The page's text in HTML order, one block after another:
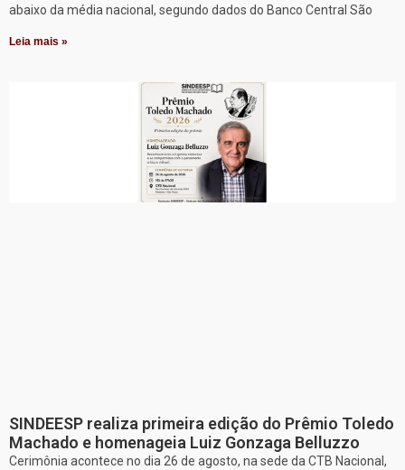
abaixo da média nacional, segundo dados do Banco Central São
Leia mais »
SINDEESP realiza primeira edição do Prêmio Toledo
Machado e homenageia Luiz Gonzaga Belluzzo
Cerimônia acontece no dia 26 de agosto, na sede da CTB Nacional,